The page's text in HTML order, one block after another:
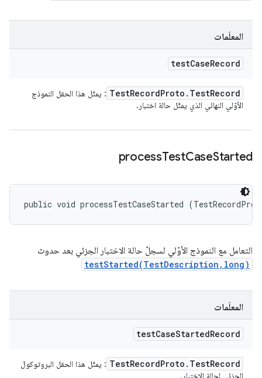
المعلَمات
testCaseRecord
TestRecordProto . TestRecord
: يمثّل هذا الحقل النموذج
الأوّلي النهائي الذي يمثّل حالة اختبار.
processTestCaseStarted
public void processTestCaseStarted
التعامل مع النموذج الأوّلي لسجلّ حالة الاختبار الجزئي بعد حدوث
testStarted(TestDescription,long)
المعلَمات
testCaseStartedRecord
TestRecordProto . TestRecord
: يمثّل هذا الحقل البروتوكول
الجزئي لحالة الاختبار.